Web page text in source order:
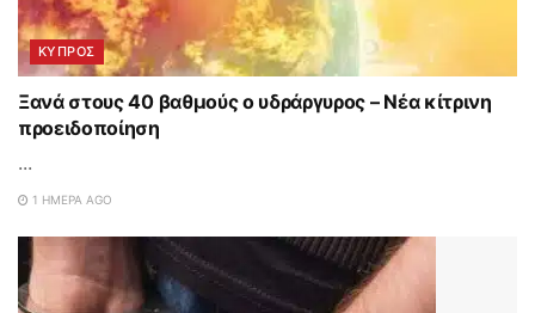
ΚΥΠΡΟΣ
Ξανά στους 40 βαθμούς ο υδράργυρος – Νέα κίτρινη
προειδοποίηση
...
1 ΗΜΈΡΑ AGO